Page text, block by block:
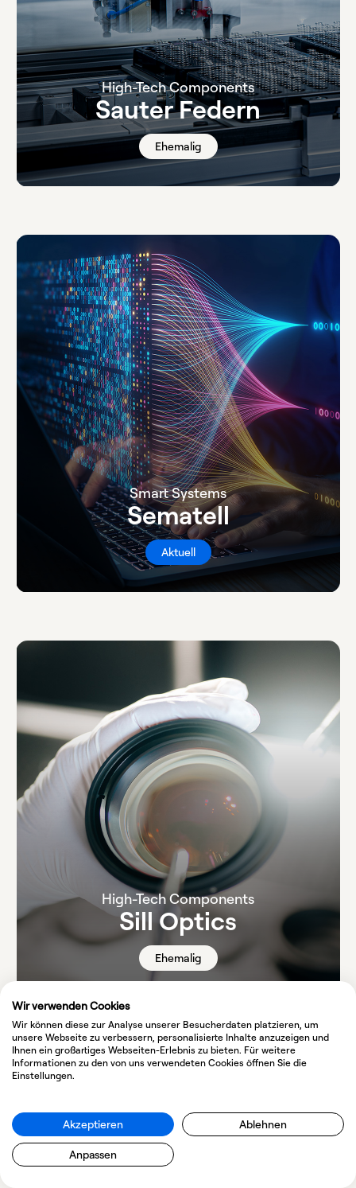
High-Tech Components
Sauter Federn
Ehemalig
Smart Systems
Sematell
Aktuell
High-Tech Components
Sill Optics
Ehemalig
Wir verwenden Cookies
Wir können diese zur Analyse unserer Besucherdaten platzieren, um
unsere Webseite zu verbessern, personalisierte Inhalte anzuzeigen und
Ihnen ein großartiges Webseiten-Erlebnis zu bieten. Für weitere
Informationen zu den von uns verwendeten Cookies öffnen Sie die
Einstellungen.
Akzeptieren Ablehnen
Anpassen